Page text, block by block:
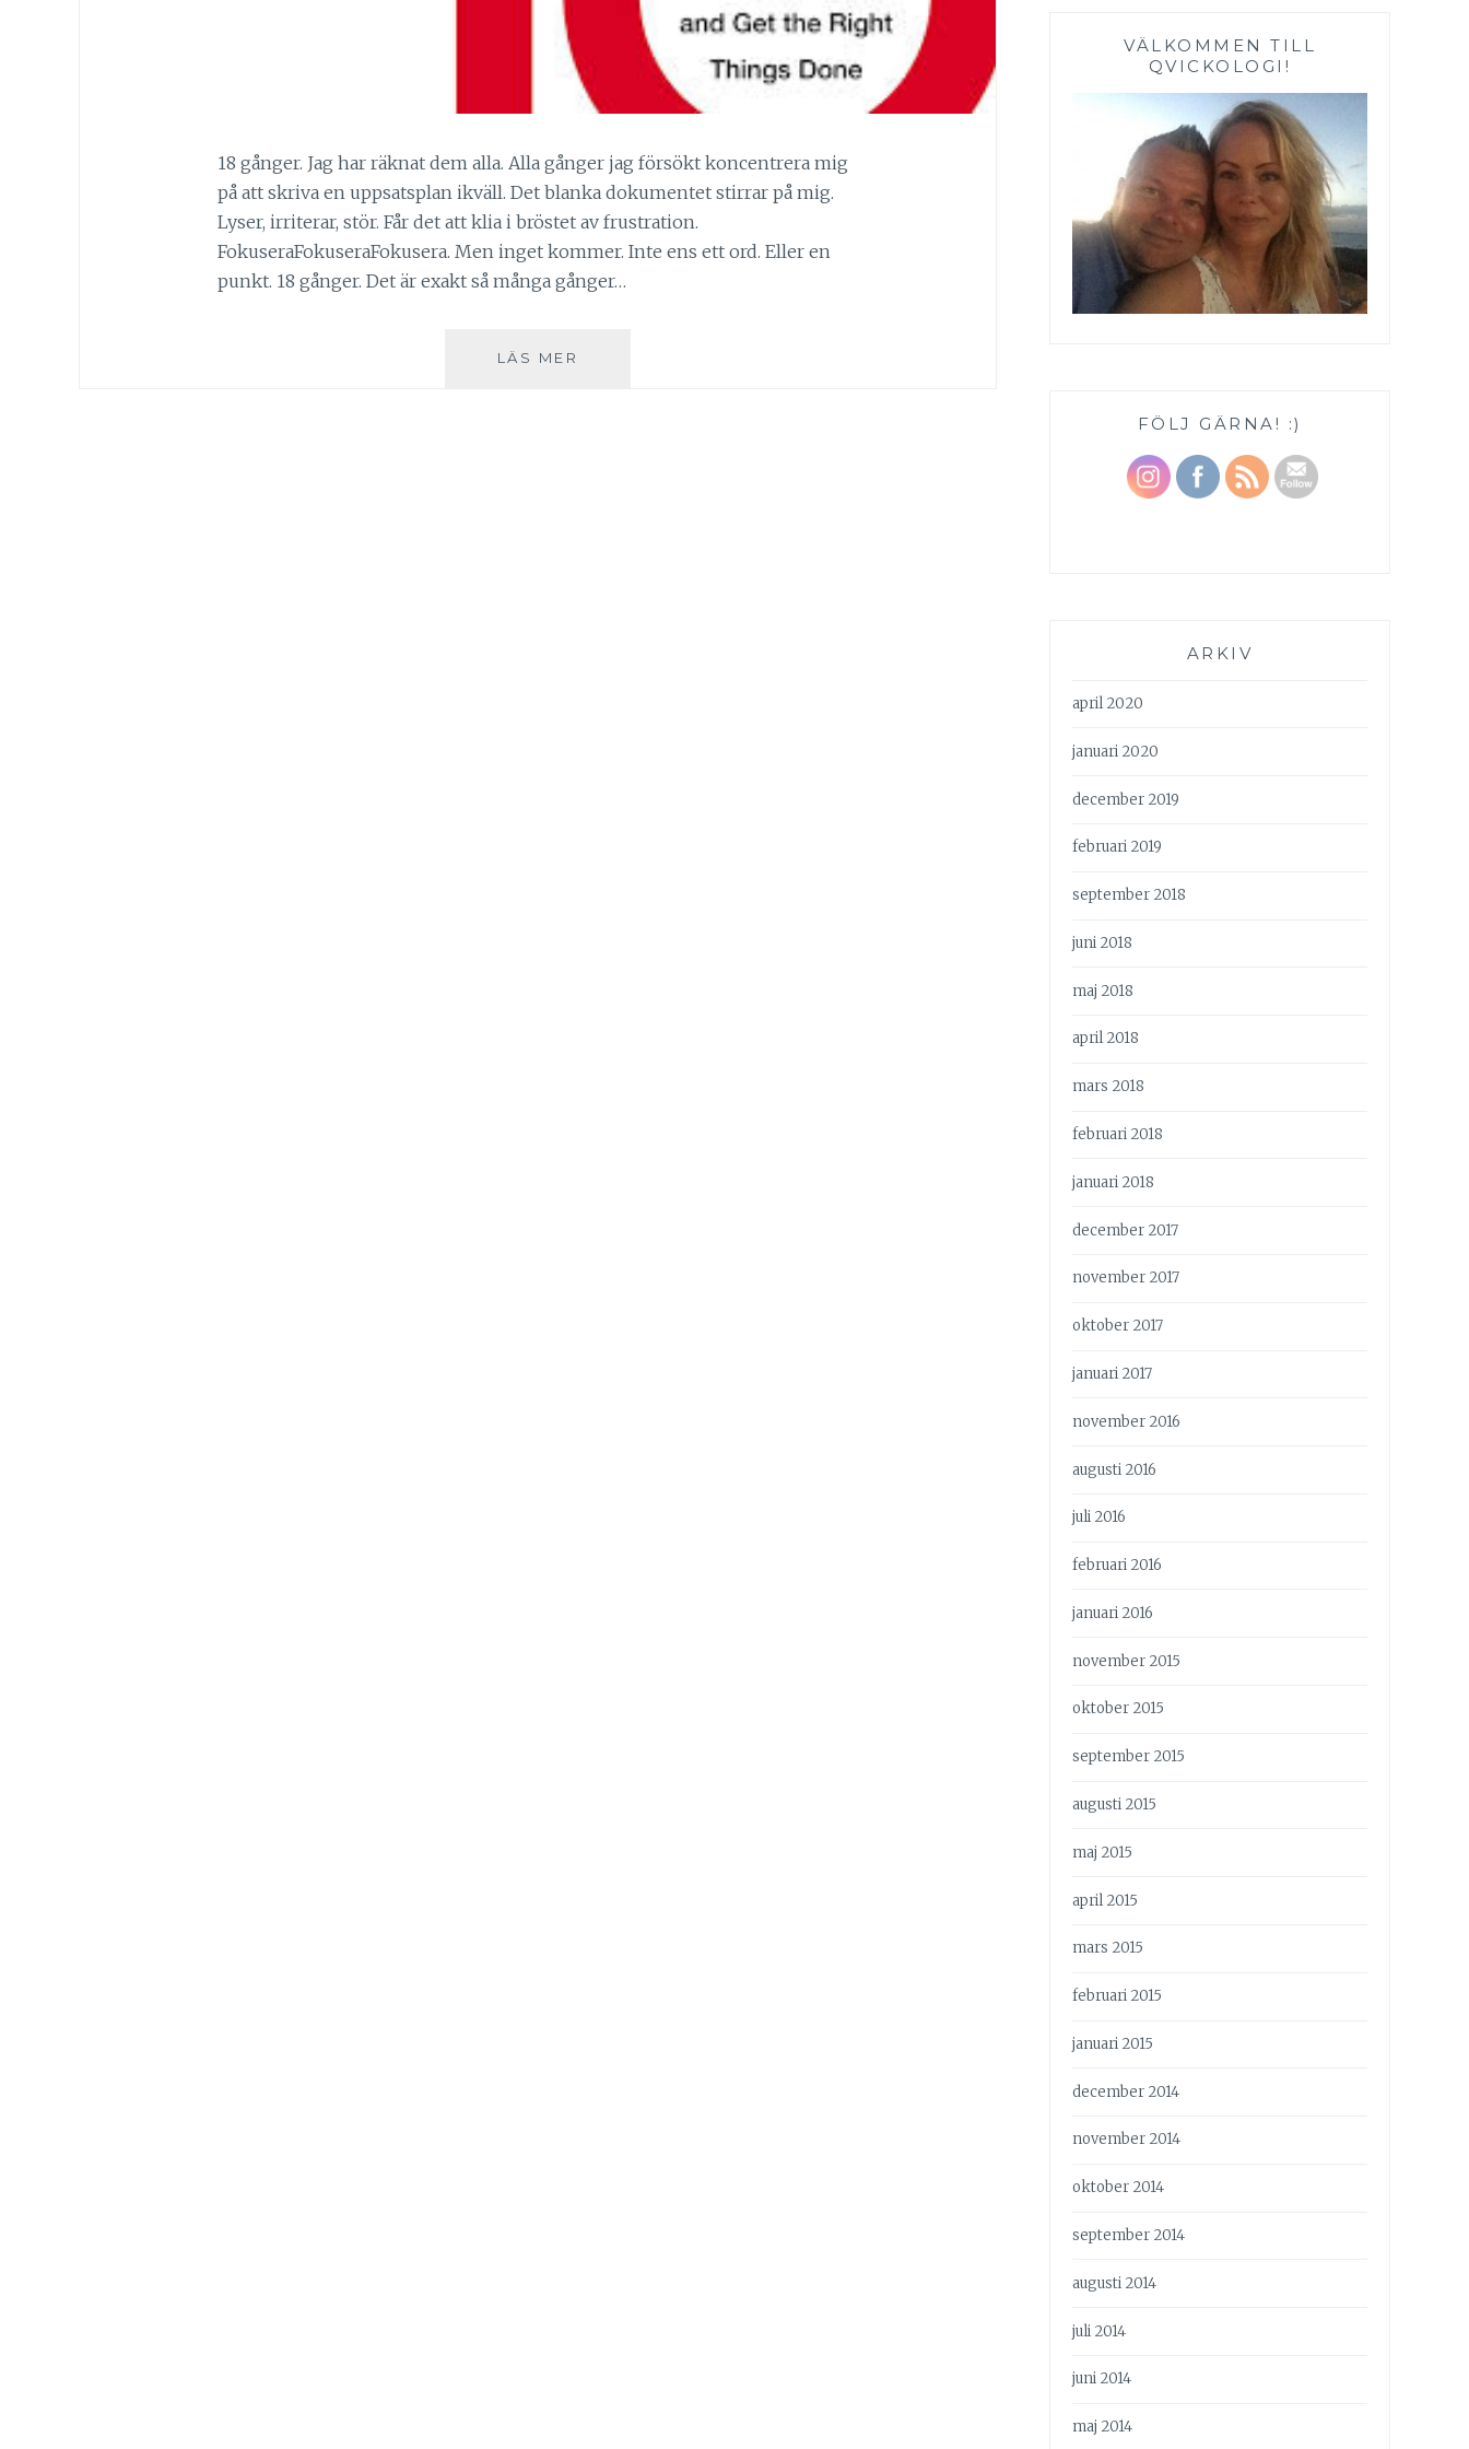
18 gånger. Jag har räknat dem alla. Alla gånger jag försökt koncentrera mig
på att skriva en uppsatsplan ikväll. Det blanka dokumentet stirrar på mig.
Lyser, irriterar, stör. Får det att klia i bröstet av frustration.
FokuseraFokuseraFokusera. Men inget kommer. Inte ens ett ord. Eller en
punkt. 18 gånger. Det är exakt så många gånger…
LÄS MER
VÄLKOMMEN TILL
QVICKOLOGI!
FÖLJ GÄRNA! :)
ARKIV
april 2020
januari 2020
december 2019
februari 2019
september 2018
juni 2018
maj 2018
april 2018
mars 2018
februari 2018
januari 2018
december 2017
november 2017
oktober 2017
januari 2017
november 2016
augusti 2016
juli 2016
februari 2016
januari 2016
november 2015
oktober 2015
september 2015
augusti 2015
maj 2015
april 2015
mars 2015
februari 2015
januari 2015
december 2014
november 2014
oktober 2014
september 2014
augusti 2014
juli 2014
juni 2014
maj 2014